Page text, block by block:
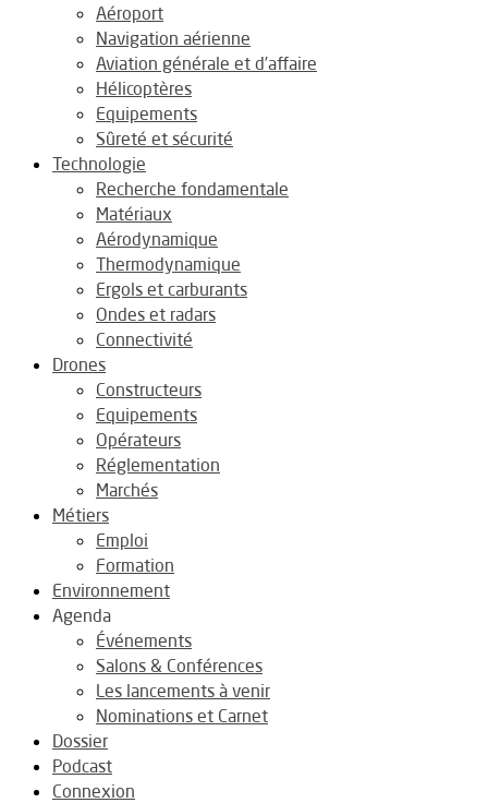
Aéroport
Navigation aérienne
Aviation générale et d’affaire
Hélicoptères
Equipements
Sûreté et sécurité
Technologie
Recherche fondamentale
Matériaux
Aérodynamique
Thermodynamique
Ergols et carburants
Ondes et radars
Connectivité
Drones
Constructeurs
Equipements
Opérateurs
Réglementation
Marchés
Métiers
Emploi
Formation
Environnement
Agenda
Événements
Salons & Conférences
Les lancements à venir
Nominations et Carnet
Dossier
Podcast
Connexion